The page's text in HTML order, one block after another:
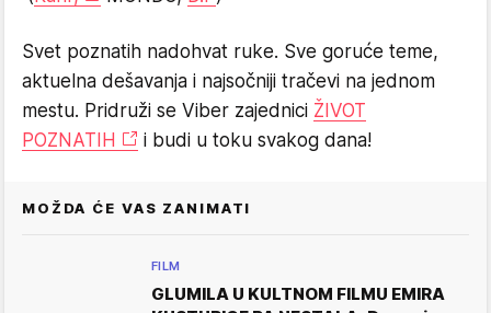
Svet poznatih nadohvat ruke. Sve goruće teme,
aktuelna dešavanja i najsočniji tračevi na jednom
mestu. Pridruži se Viber zajednici ŽIVOT
POZNATIH
i budi u toku svakog dana!
MOŽDA ĆE VAS ZANIMATI
FILM
GLUMILA U KULTNOM FILMU EMIRA